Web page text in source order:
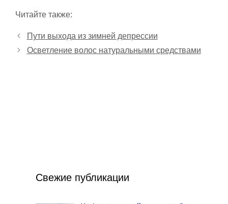
Читайте также:
Пути выхода из зимней депрессии
Осветление волос натуральными средствами
Свежие публикации